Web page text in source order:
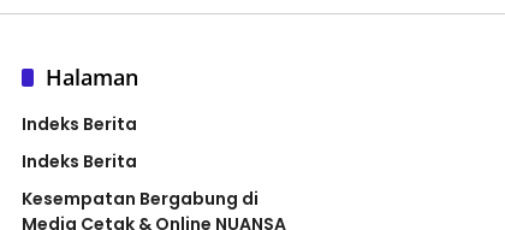
Halaman
Indeks Berita
Indeks Berita
Kesempatan Bergabung di
Media Cetak & Online NUANSA